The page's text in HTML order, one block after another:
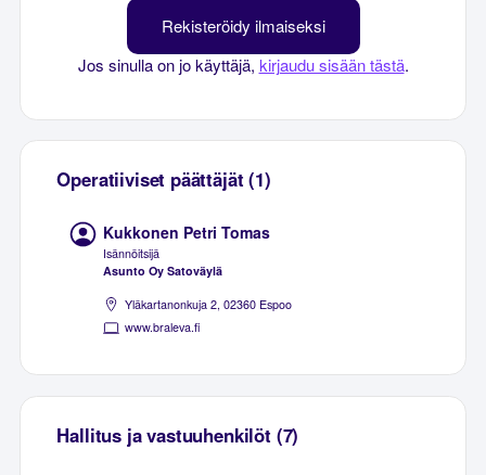
Rekisteröidy ilmaiseksi
Jos sinulla on jo käyttäjä, kirjaudu sisään tästä.
Operatiiviset päättäjät (1)
Kukkonen Petri Tomas
Isännöitsijä
Asunto Oy Satoväylä
Yläkartanonkuja 2, 02360 Espoo
www.braleva.fi
Hallitus ja vastuuhenkilöt (7)